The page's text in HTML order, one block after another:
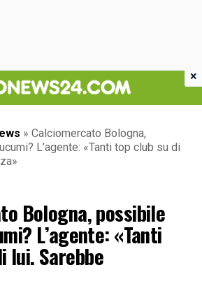
» Calciomercato Bologna,
L’agente: «Tanti top club su di
Bologna, possibile
L’agente: «Tanti
lui. Sarebbe
×